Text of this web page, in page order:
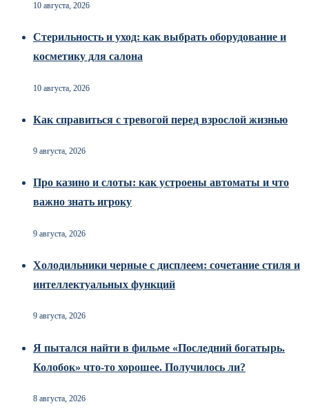
10 августа, 2026
Стерильность и уход: как выбрать оборудование и
косметику для салона
10 августа, 2026
Как справиться с тревогой перед взрослой жизнью
9 августа, 2026
Про казино и слоты: как устроены автоматы и что
важно знать игроку
9 августа, 2026
Холодильники черные с дисплеем: сочетание стиля и
интеллектуальных функций
9 августа, 2026
Я пытался найти в фильме «Последний богатырь.
Колобок» что-то хорошее. Получилось ли?
8 августа, 2026